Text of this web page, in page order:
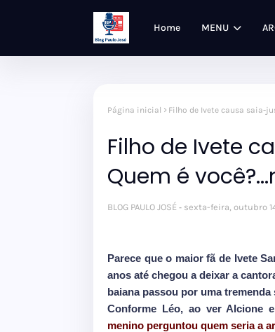
Home MENU
Página inicial Filho de Ivete causa saia-
Filho de Ivete
Quem é
BLOG PAULO JOSÉ sexta-feira, outubro
Parece que o maior fã de Ivete
anos até chegou a deixar a
baiana passou por uma
Conforme Léo, ao ver Alcione
menino perguntou quem seria a